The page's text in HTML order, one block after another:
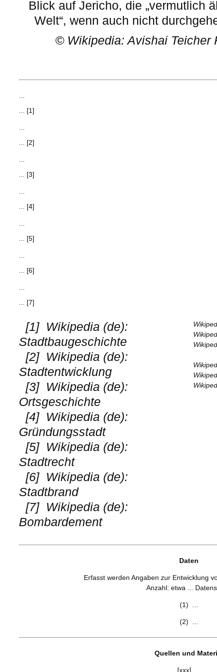
Blick auf Jericho, die „vermutlich
Welt“, wenn auch nicht
© Wikipedia: Avishai Teicher
... [1]
... [2]
... [3]
... [4]
... [5]
... [6]
... [7]
[1] Wikipedia (de):
Stadtbaugeschichte
[2] Wikipedia (de):
Stadtentwicklung
[3] Wikipedia (de):
Ortsgeschichte
[4] Wikipedia (de):
Gründungsstadt
[5] Wikipedia (de):
Stadtrecht
[6] Wikipedia (de):
Stadtbrand
[7] Wikipedia (de):
Bombardement
Daten
Erfasst werden Angaben zur Entwicklung
Anzahl: etwa ...
(1) ...
(2) ...
Quellen und
[xxx] ...